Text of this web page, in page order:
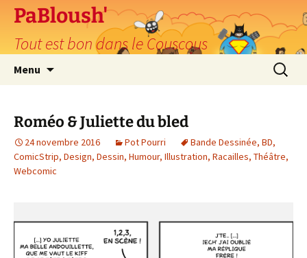
PaBloush'
Tout est bon dans le Couscous
Menu
Roméo & Juliette du bled
24 novembre 2016 Pot Pourri Bande Dessinée, BD,
ComicStrip, Design, Dessin, Humour, Illustration, Racailles, Théâtre,
Webcomic